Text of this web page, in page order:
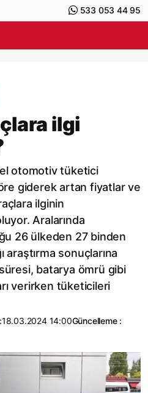
533 053 44 95
ilgi
otomotiv tüketici
giderek artan fiyatlar ve
ilginin
Aralarında
26 ülkeden 27 binden
araştırma sonuçlarına
batarya ömrü gibi
verirken tüketicileri
18.03.2024 14:00Güncelleme :